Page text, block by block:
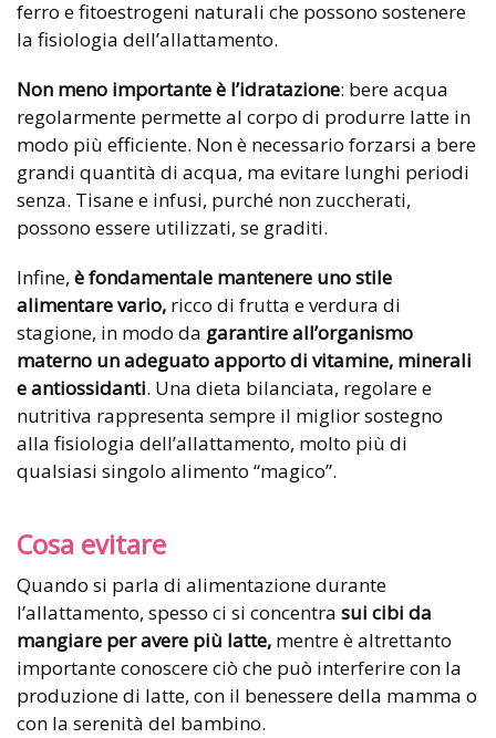
ferro e fitoestrogeni naturali che possono sostenere
la fisiologia dell’allattamento.
Non meno importante è l’idratazione: bere acqua
regolarmente permette al corpo di produrre latte in
modo più efficiente. Non è necessario forzarsi a bere
grandi quantità di acqua, ma evitare lunghi periodi
senza. Tisane e infusi, purché non zuccherati,
possono essere utilizzati, se graditi.
Infine, è fondamentale mantenere uno stile
alimentare vario, ricco di frutta e verdura di
stagione, in modo da garantire all’organismo
materno un adeguato apporto di vitamine, minerali
e antiossidanti. Una dieta bilanciata, regolare e
nutritiva rappresenta sempre il miglior sostegno
alla fisiologia dell’allattamento, molto più di
qualsiasi singolo alimento “magico”.
Cosa evitare
Quando si parla di alimentazione durante
l’allattamento, spesso ci si concentra sui cibi da
mangiare per avere più latte, mentre è altrettanto
importante conoscere ciò che può interferire con la
produzione di latte, con il benessere della mamma o
con la serenità del bambino.